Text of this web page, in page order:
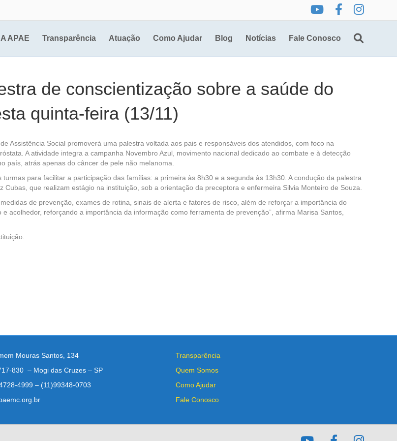
A APAE Transparência Atuação Como Ajudar Blog Notícias Fale Conosco
de conscientização sobre a saúde do
quinta-feira (13/11)
Assistência Social promoverá uma palestra voltada aos pais e responsáveis dos atendidos, com foco na
A atividade integra a campanha Novembro Azul, movimento nacional dedicado ao combate e à detecção
país, atrás apenas do câncer de pele não melanoma.
para facilitar a participação das famílias: a primeira às 8h30 e a segunda às 13h30. A condução da palestra
que realizam estágio na instituição, sob a orientação da preceptora e enfermeira Silvia Monteiro de Souza.
de prevenção, exames de rotina, sinais de alerta e fatores de risco, além de reforçar a importância do
acolhedor, reforçando a importância da informação como ferramenta de prevenção”, afirma Marisa Santos,
Mouras Santos, 134
830 – Mogi das Cruzes – SP
4999 – (11)99348-0703
Transparência
Quem Somos
Como Ajudar
Fale Conosco